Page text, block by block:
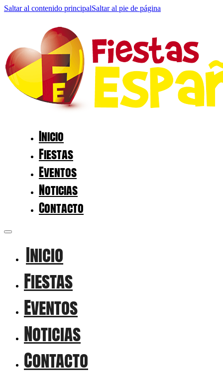
Saltar al contenido principalSaltar al pie de página
Inicio
Fiestas
Eventos
Noticias
Contacto
Inicio
Fiestas
Eventos
Noticias
Contacto